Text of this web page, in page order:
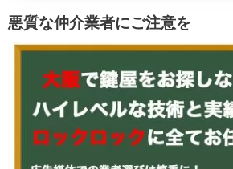
悪質な仲介業者にご注意を